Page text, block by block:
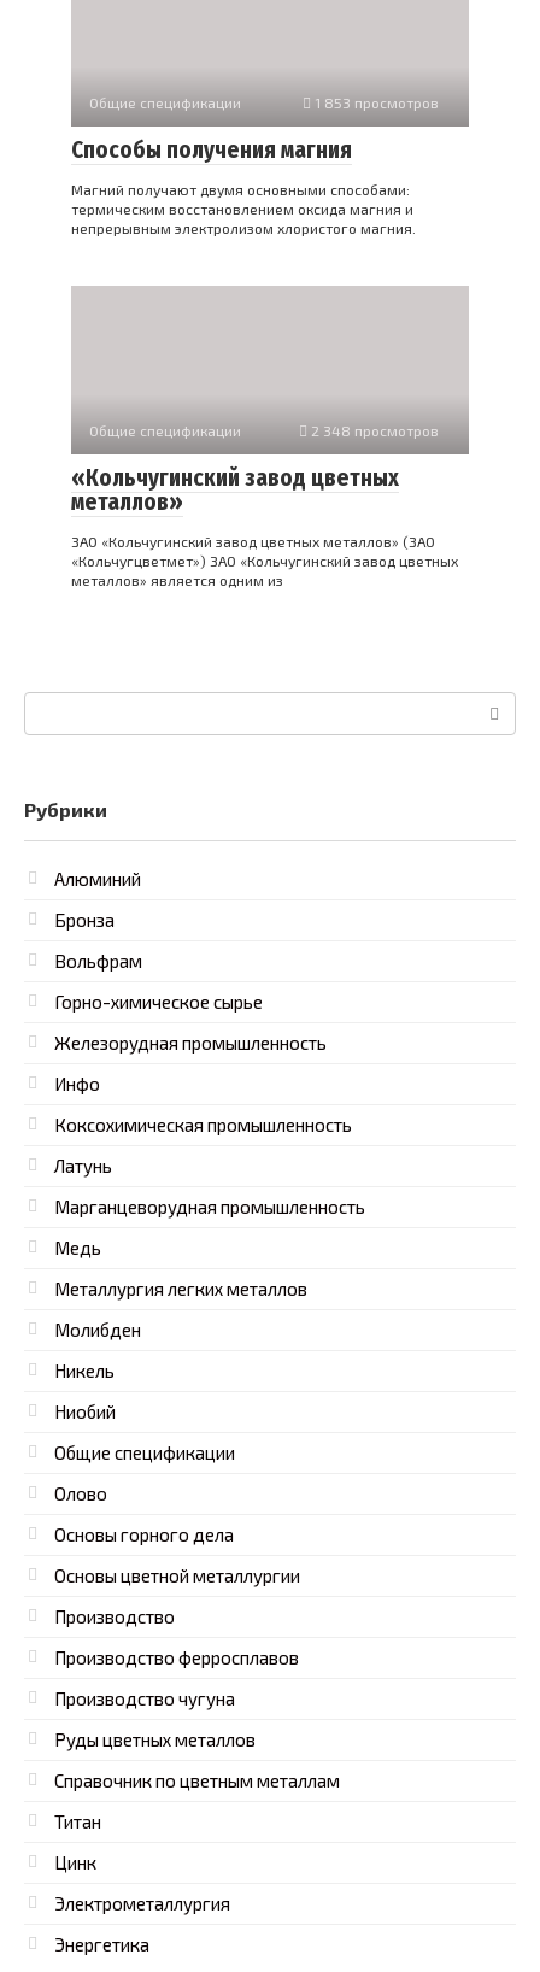
Общие спецификации 1 853 просмотров
Способы получения магния
Магний получают двумя основными способами:
термическим восстановлением оксида магния и
непрерывным электролизом хлористого магния.
Общие спецификации 2 348 просмотров
«Кольчугинский завод цветных
металлов»
ЗАО «Кольчугинский завод цветных металлов» (ЗАО
«Кольчугцветмет») ЗАО «Кольчугинский завод цветных
металлов» является одним из
Поиск:
Рубрики
Алюминий
Бронза
Вольфрам
Горно-химическое сырье
Железорудная промышленность
Инфо
Коксохимическая промышленность
Латунь
Марганцеворудная промышленность
Медь
Металлургия легких металлов
Молибден
Никель
Ниобий
Общие спецификации
Олово
Основы горного дела
Основы цветной металлургии
Производство
Производство ферросплавов
Производство чугуна
Руды цветных металлов
Справочник по цветным металлам
Титан
Цинк
Электрометаллургия
Энергетика